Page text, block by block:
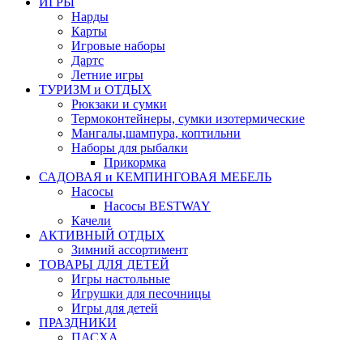
Нарды
Карты
Игровые наборы
Дартс
Летние игры
ТУРИЗМ и ОТДЫХ
Рюкзаки и сумки
Термоконтейнеры, сумки изотермические
Мангалы,шампура, коптильни
Наборы для рыбалки
Прикормка
САДОВАЯ и КЕМПИНГОВАЯ МЕБЕЛЬ
Насосы
Насосы BESTWAY
Качели
АКТИВНЫЙ ОТДЫХ
Зимний ассортимент
ТОВАРЫ ДЛЯ ДЕТЕЙ
Игры настольные
Игрушки для песочницы
Игры для детей
ПРАЗДНИКИ
ПАСХА